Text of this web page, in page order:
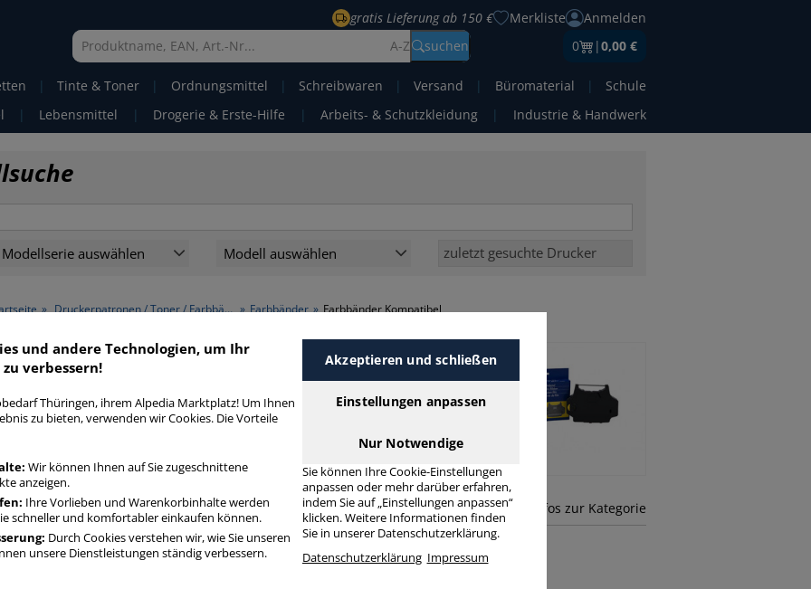
gratis Lieferung ab 150 € Merkliste
Anmelden
A-Z
suchen 0 |0,00 €
| Tinte & Toner | Ordnungsmittel | Schreibwaren | Versand | Büromaterial |
Schule
| Lebensmittel | Drogerie & Erste-Hilfe | Arbeits- & Schutzkleidung | Industrie & Handwerk
Modellserie auswählen Modell auswählen
» Druckerpatronen / Toner / Farbbänder » Farbbänder » Farbbänder Kompatibel
Kompatibel
oder Nadeldrucker günstig wieder schreibfähig? Für
Kompatibel mehr Infos zur Kategorie
und andere Technologien, um Ihr
verbessern!
Thüringen, ihrem Alpedia Marktplatz! Um Ihnen
zu bieten, verwenden wir Cookies. Die Vorteile
Wir können Ihnen auf Sie zugeschnittene
anzeigen.
Ihre Vorlieben und Warenkorbinhalte werden
schneller und komfortabler einkaufen können.
Durch Cookies verstehen wir, wie Sie unseren
unsere Dienstleistungen ständig verbessern.
Akzeptieren und schließen
Einstellungen anpassen
Nur Notwendige
Sie können Ihre Cookie-Einstellungen
anpassen oder mehr darüber erfahren,
indem Sie auf „Einstellungen anpassen“
klicken. Weitere Informationen finden
Sie in unserer Datenschutzerklärung.
Datenschutzerklärung Impressum